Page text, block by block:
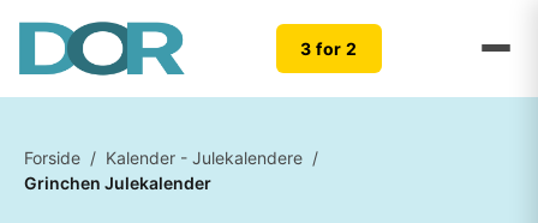
3 for 2
Forside / Kalender - Julekalendere /
Grinchen Julekalender